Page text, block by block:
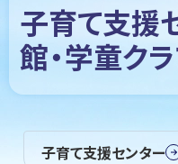
子育て支援
館・学童ク
子育て支援センター